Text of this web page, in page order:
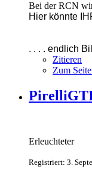
Bei der RCN
Hier könnte
. . . . endlich
Zitieren
Zum
Erleuchteter
Registriert: 3.